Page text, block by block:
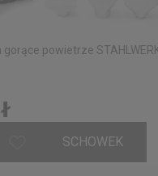
powietrze
SCHOWEK